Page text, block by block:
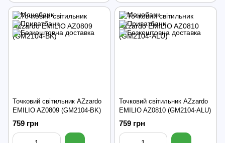
Точковий світильник AZzardo
EMILIO AZ0809 (GM2104-BK)
759 грн
Точковий світильник AZzardo
EMILIO AZ0810 (GM2104-ALU)
759 грн